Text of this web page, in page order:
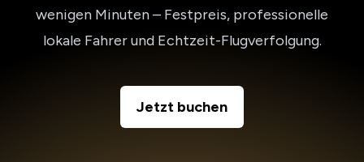
wenigen Minuten – Festpreis, professionelle
lokale Fahrer und Echtzeit-Flugverfolgung.
Jetzt buchen